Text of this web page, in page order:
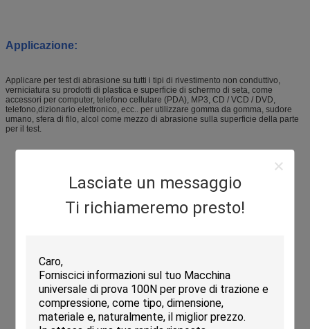
Lasciate un messaggio
Ti richiameremo presto!
Applicazione:
Applicare per test di abrasione su tutti i tipi di rivestimento non conduttivo,
verniciatura su prodotti di plastica e superficie di schermo di seta, come
accessori per computer, telefono cellulare (PDA), MP3, CD / VCD / DVD,
telefono,dizionario elettronico, ecc.. per utilizzare gomma da gomma, sudore
umano, sfera di filo, alcol come mezzo di abrasione sulla superficie della parte
per il test.